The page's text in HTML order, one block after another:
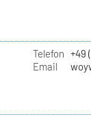
Telefon +49
Email